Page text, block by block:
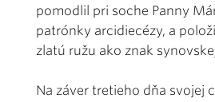
pomodlil pri soche Panny
patrónky arcidiecézy, a
zlatú ružu ako znak
Na záver tretieho dňa svojej